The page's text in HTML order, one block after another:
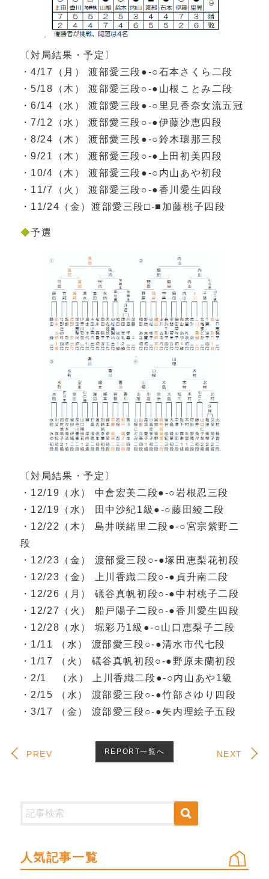
〔対局結果・予定〕
・4/17（月） 渡部愛三段●‐○石本さくら二段
・5/18（木） 渡部愛三段○‐●山根ことみ二段
・6/14（水） 渡部愛三段●‐○里見香奈女流五冠
・7/12（水） 渡部愛三段○‐●伊藤沙恵四段
・8/24（木） 渡部愛三段●‐○鈴木環那三段
・9/21（木） 渡部愛三段○‐●上田初美四段
・10/4（木） 渡部愛三段●‐○内山あや初段
・11/7（火） 渡部愛三段○‐●香川愛生四段
・11/24（金）渡部愛三段□‐■加藤桃子四段
◆予選
〔対局結果・予定〕
・12/19（水） 中倉宏美二段●‐○岩根忍三段
・12/19（水） 田中沙紀1級●‐○藤田綾二段
・12/22（木） 島井咲緒里二段●‐○宮宗紫野二
段
・12/23（金） 渡部愛三段○‐●塚田恵梨花初段
・12/23（金） 上川香織二段○‐●貞升南二段
・12/26（月） 礒谷真帆初段○‐●中村桃子二段
・12/27（火） 船戸陽子二段○‐●香川愛生四段
・12/28（水） 堀彩乃1級●‐○山口恵梨子二段
・1/11 （水） 渡部愛三段○‐●清水市代七段
・1/17 （火） 礒谷真帆初段○‐●野原未蘭初段
・2/1 （水） 上川香織二段●‐○内山あや1級
・2/15 （水） 渡部愛三段○‐●竹部さゆり四段
・3/17 （金） 渡部愛三段○‐●矢内理絵子五段
PREV REPORT一覧へ NEXT
人気記事一覧